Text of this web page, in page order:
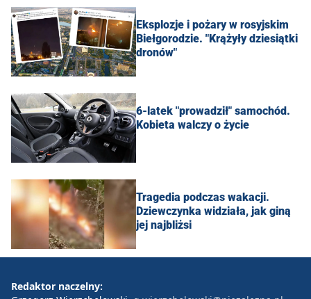
Eksplozje i pożary w rosyjskim
Biełgorodzie. "Krążyły dziesiątki
dronów"
6-latek "prowadził" samochód.
Kobieta walczy o życie
Tragedia podczas wakacji.
Dziewczynka widziała, jak giną
jej najbliżsi
Redaktor naczelny: